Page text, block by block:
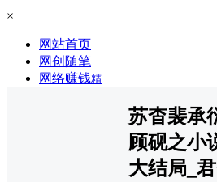
×
网站首页
网创随笔
网络赚钱精
苏杳裴承
顾砚之小
大结局_